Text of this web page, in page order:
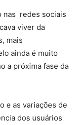
nas redes sociais
viver da
mais
ainda é muito
a próxima fase da
e as variações de
dos usuários